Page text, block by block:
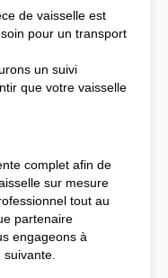
de vaisselle est
pour un transport
un suivi
que votre vaisselle
complet afin de
sur mesure
tout au
partenaire
engageons à
suivante.